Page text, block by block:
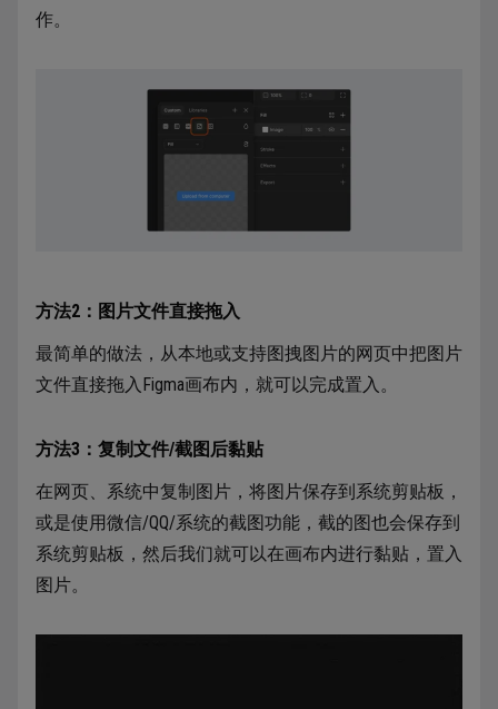
作。
方法2：图片文件直接拖入
最简单的做法，从本地或支持图拽图片的网页中把图片
文件直接拖入Figma画布内，就可以完成置入。
方法3：复制文件/截图后黏贴
在网页、系统中复制图片，将图片保存到系统剪贴板，
或是使用微信/QQ/系统的截图功能，截的图也会保存到
系统剪贴板，然后我们就可以在画布内进行黏贴，置入
图片。